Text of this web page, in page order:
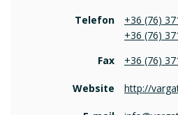
Telefon
+36 (76)
+36 (76)
Fax
+36 (76)
Website http://